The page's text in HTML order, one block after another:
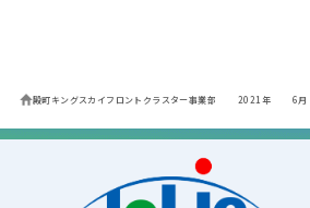
殿町キングスカイフロントクラスター事業部 2021年 6月